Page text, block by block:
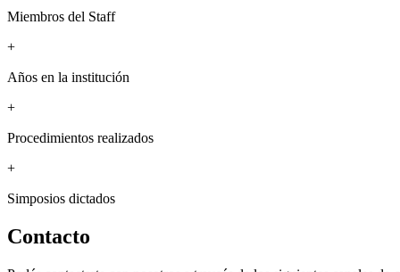
Miembros del Staff
+
Años en la institución
+
Procedimientos realizados
+
Simposios dictados
Contacto